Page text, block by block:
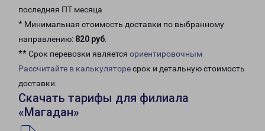
последняя ПТ месяца
* Минимальная стоимость доставки по выбранному
направлению: 820 руб.
** Срок перевозки является ориентировочным
Рассчитайте в калькуляторесрок и детальную стоимость
доставки.
Скачать тарифы для филиала
«Магадан»